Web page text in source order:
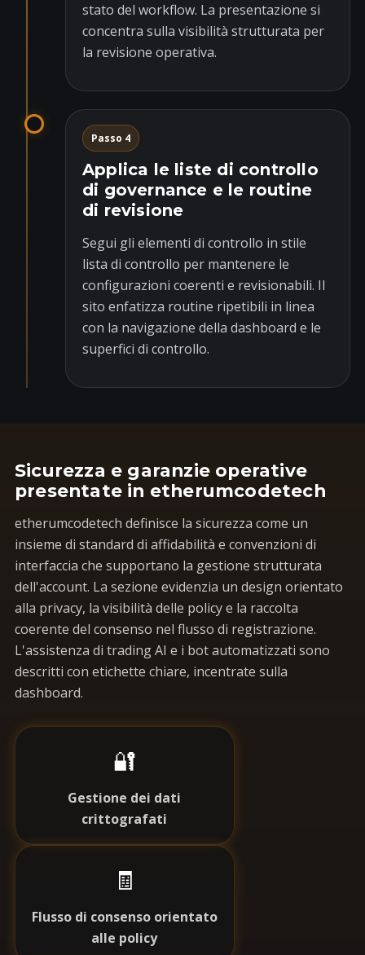
stato del workflow. La presentazione si
concentra sulla visibilità strutturata per
la revisione operativa.
Passo 4
Applica le liste di controllo
di governance e le routine
di revisione
Segui gli elementi di controllo in stile
lista di controllo per mantenere le
configurazioni coerenti e revisionabili. Il
sito enfatizza routine ripetibili in linea
con la navigazione della dashboard e le
superfici di controllo.
Sicurezza e garanzie operative
presentate in etherumcodetech
etherumcodetech definisce la sicurezza come un
insieme di standard di affidabilità e convenzioni di
interfaccia che supportano la gestione strutturata
dell'account. La sezione evidenzia un design orientato
alla privacy, la visibilità delle policy e la raccolta
coerente del consenso nel flusso di registrazione.
L'assistenza di trading AI e i bot automatizzati sono
descritti con etichette chiare, incentrate sulla
dashboard.
🔐
Gestione dei dati
crittografati
🧾
Flusso di consenso orientato
alle policy